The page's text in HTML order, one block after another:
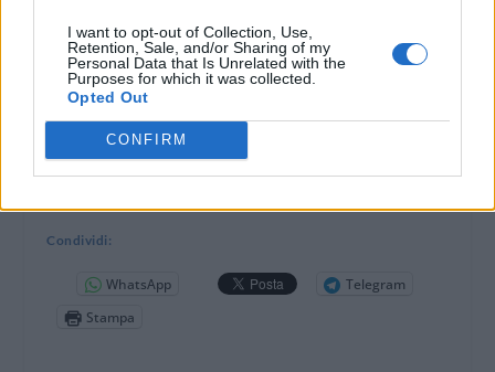
I want to opt-out of Collection, Use,
Retention, Sale, and/or Sharing of my
Personal Data that Is Unrelated with the
Purposes for which it was collected.
Opted Out
CONFIRM
DOWNLOAD QR 🠋
Condividi:
WhatsApp
Telegram
Stampa